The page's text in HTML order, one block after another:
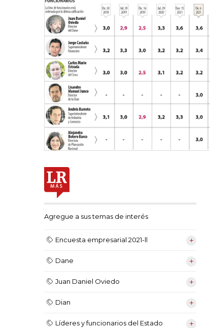
Agregue a sus temas de interés
Encuesta empresarial 2021-ll
Dane
Juan Daniel Oviedo
Dian
Líderes y funcionarios del Estado